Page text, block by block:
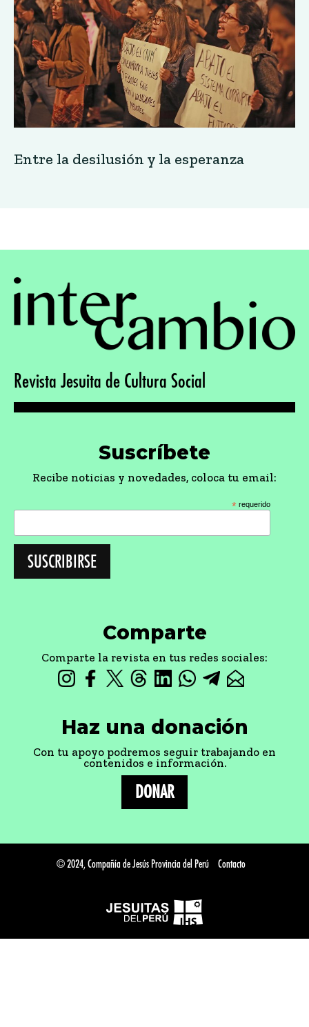
Entre la desilusión y la esperanza
Revista Jesuita de Cultura Social
Suscríbete
Recibe noticias y novedades, coloca tu email:
* requerido
Comparte
Comparte la revista en tus redes sociales:
Haz una donación
Con tu apoyo podremos seguir trabajando en
contenidos e información.
DONAR
© 2024, Compañía de Jesús Provincia del Perú Contacto